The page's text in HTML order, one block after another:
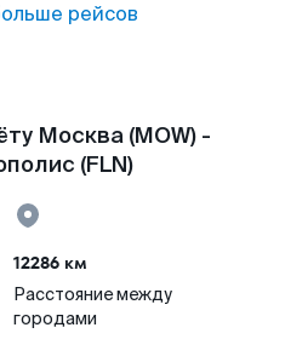
рейсов
Москва (MOW) -
(FLN)
12286 км
Расстояние между
городами